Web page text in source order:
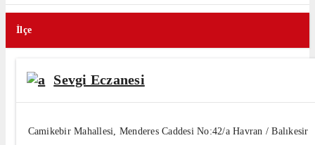
Sevgi Eczanesi
Camikebir Mahallesi, Menderes Caddesi No:42/a Havran / Balıkesir